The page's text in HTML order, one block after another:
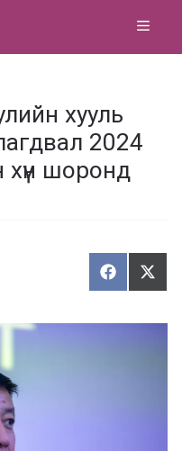
хууль
2024
хүн шоронд
Х
у
а
Т
э